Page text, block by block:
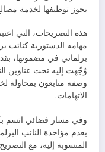
يجوز توظيفها لخدمة
هذه التصريحات، التي
مهامه الدستورية كنائب
برلماني في مضمونها،
وُجّهت إليه تحت عناوين
وصفه متابعون بمحاولة
الاتهامات.
وفي مسار قضائي اتسم
بعدم مؤاخذة النائب
المنسوبة إليه، مع